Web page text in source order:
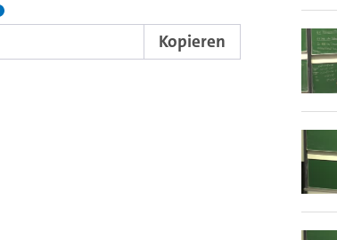
Video-Baustein einzubetten.
Sie diesen Code, um den Auschnitt des Videos mit
Kopieren